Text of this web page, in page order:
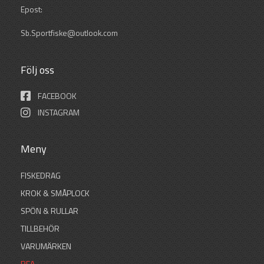
Epost:
Sb.Sportfiske@outlook.com
Följ oss
FACEBOOK
INSTAGRAM
Meny
FISKEDRAG
KROK & SMÅPLOCK
SPÖN & RULLAR
TILLBEHÖR
VARUMÄRKEN